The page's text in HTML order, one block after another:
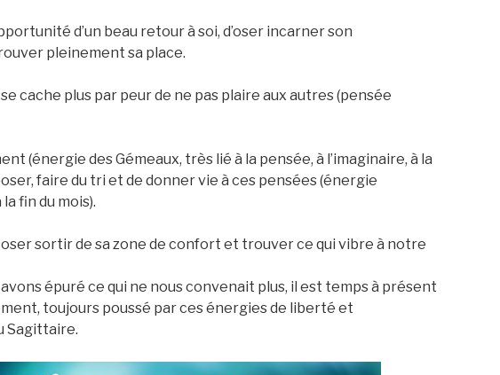
d’un beau retour à soi, d’oser incarner son
pleinement sa place.
cache plus par peur de ne pas plaire aux autres (pensée
(énergie des Gémeaux, très lié à la pensée, à l’imaginaire, à la
faire du tri et de donner vie à ces pensées (énergie
fin du mois).
sortir de sa zone de confort et trouver ce qui vibre à notre
épuré ce qui ne nous convenait plus, il est temps à présent
toujours poussé par ces énergies de liberté et
Sagittaire.